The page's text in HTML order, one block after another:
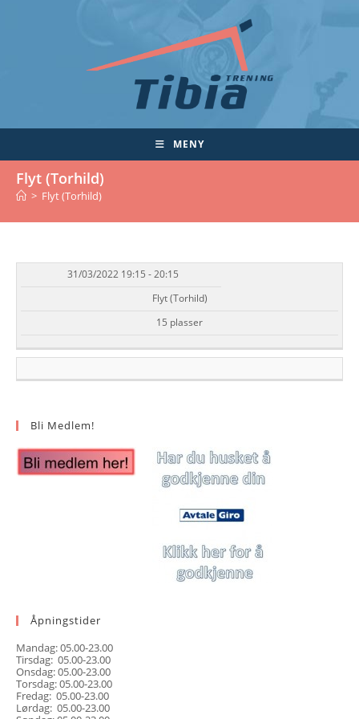
MENY
Flyt (Torhild)
> Flyt (Torhild)
DATO/TID EVENT TILGJENGELIGHET
31/03/2022 19:15 - 20:15
Flyt (Torhild)
15 plasser
Bli Medlem!
Åpningstider
Mandag: 05.00-23.00
Tirsdag: 05.00-23.00
Onsdag: 05.00-23.00
Torsdag: 05.00-23.00
Fredag: 05.00-23.00
Lørdag: 05.00-23.00